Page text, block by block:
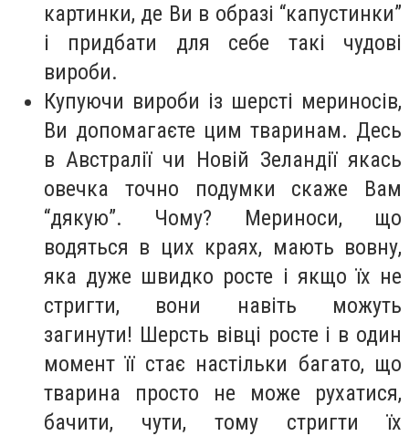
картинки, де Ви в образі “капустинки”
і придбати для себе такі чудові
вироби.
Купуючи вироби із шерсті мериносів,
Ви допомагаєте цим тваринам. Десь
в Австралії чи Новій Зеландії якась
овечка точно подумки скаже Вам
“дякую”. Чому? Мериноси, що
водяться в цих краях, мають вовну,
яка дуже швидко росте і якщо їх не
стригти, вони навіть можуть
загинути! Шерсть вівці росте і в один
момент її стає настільки багато, що
тварина просто не може рухатися,
бачити, чути, тому стригти їх